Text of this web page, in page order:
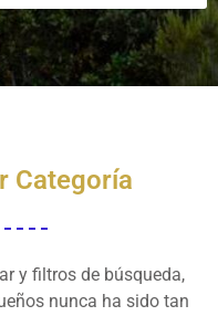
Categoría
y filtros de búsqueda,
nunca ha sido tan